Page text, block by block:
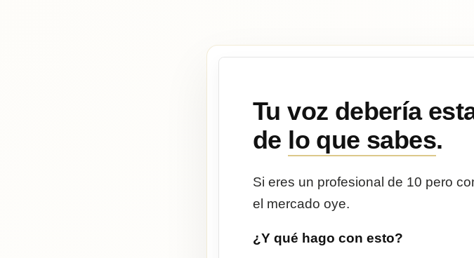
Tu voz debería
de lo que sabes.
Si eres un profesional de 10 pero
el mercado oye.
¿Y qué hago con esto?